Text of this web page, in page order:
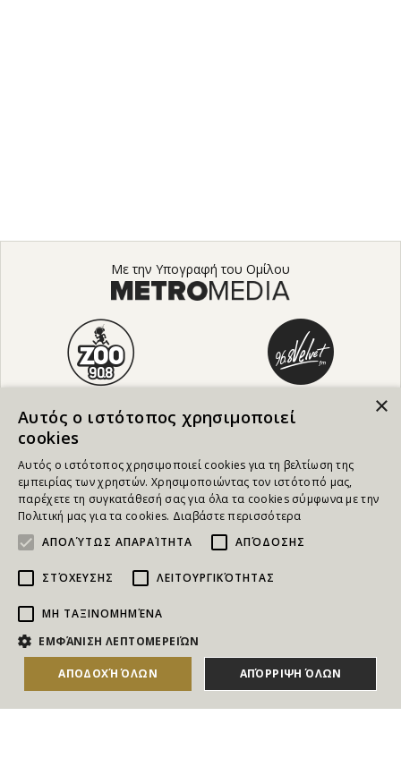
ΑΓΟΡΑΣΕ ΤΟ
Με την Υπογραφή του Ομίλου
NEWSLETTER
Για να ενημερώνεστε άμεσα για τους Διαγωνισμούς, τα
Δώρα, τις Νέες Προσφορές & τις Νέες Δωροεπιταγές
×
Αυτός ο ιστότοπος χρησιμοποιεί
cookies
Αυτός ο ιστότοπος χρησιμοποιεί cookies για τη βελτίωση της
εμπειρίας των χρηστών. Χρησιμοποιώντας τον ιστότοπό μας,
παρέχετε τη συγκατάθεσή σας για όλα τα cookies σύμφωνα με την
Πολιτική μας για τα cookies. Διαβάστε περισσότερα
ΑΠΟΛΎΤΩΣ ΑΠΑΡΑΊΤΗΤΑ
ΑΠΌΔΟΣΗΣ
ΣΤΌΧΕΥΣΗΣ ΛΕΙΤΟΥΡΓΙΚΌΤΗΤΑΣ
ΜΗ ΤΑΞΙΝΟΜΗΜΈΝΑ
ΕΜΦΆΝΙΣΗ ΛΕΠΤΟΜΕΡΕΙΏΝ
ΑΠΟΔΟΧΉ ΌΛΩΝ ΑΠΌΡΡΙΨΗ ΌΛΩΝ